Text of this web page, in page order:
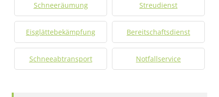
Schneeräumung Streudienst
Eisglättebekämpfung Bereitschaftsdienst
Schneeabtransport Notfallservice